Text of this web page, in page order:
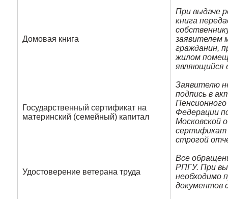
Домовая книга
При выдаче
книга
заявителем
гражданин,
жилом
являющийся
Государственный сертификат на
материнский (семейный) капитал
Заявителю
подпись в
Федерации
Московской
сертификат
строгой
Удостоверение ветерана труда
Все
РПГУ. При
необходимо
документов